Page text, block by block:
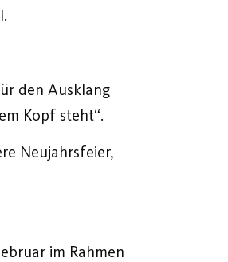
den Ausklang
Kopf steht“.
Neujahrsfeier,
im Rahmen